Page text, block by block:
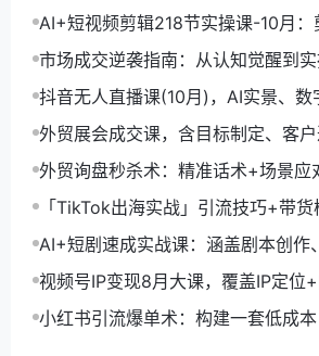
+剪映数字人，月入1.5万
AI+短视频剪辑218节实操课-10月：
生成+账号运营，月入2万
市场成交逆袭指南：从认知觉醒到
市场开拓与成交核心能力
抖音无人直播课(10月)，AI实景、数
玩法、24小时自动盈利
外贸展会成交课，含目标制定、客
交，系统化SOP提升参展ROI
外贸询盘秒杀术：精准话术+场景应
月询盘转化率提升200%
「TikTok出海实战」引流技巧+带
单月变现10万+秘籍
AI+短剧速成实战课：涵盖剧本创作
现，单部剧收益破万
视频号IP变现8月大课，覆盖IP定位
取+合规运营+商业转化
小红书引流爆单术：构建一套低成